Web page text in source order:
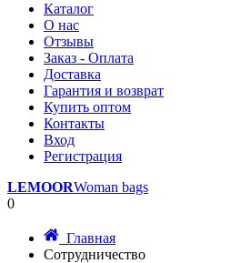
Каталог
О нас
Отзывы
Заказ - Оплата
Доставка
Гарантия и возврат
Купить оптом
Контакты
Вход
Регистрация
LEMOORWoman bags
0
Главная
Сотрудничество